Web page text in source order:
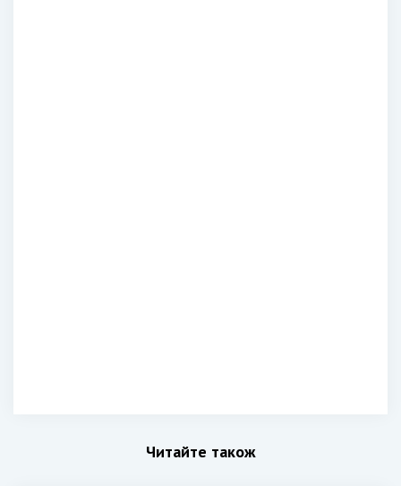
Читайте також